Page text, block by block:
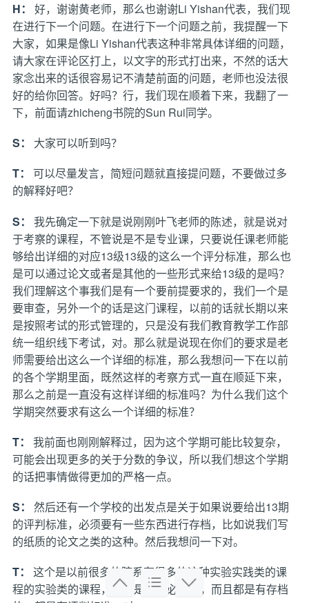
H：
好，谢谢黄老师，那么也谢谢Li Yishan代表，我们现
在进行下一个问题。在进行下一个问题之前，我提醒一下
大家，如果是像Li Yishan代表这种非常具体详细的问题，
请大家在评论区打上，以文字的形式打出来，不然的话大
家念出来的话很容易记不清楚前面的问题，老师也没法很
好的给你回答。好吗？行，我们现在顺着下来，我翻了一
下，前面请zhicheng书院的Sun Rui同学。
S：
大家可以听到吗？
T：
可以尽量发言，简短问题就直接提问题，不要做过多
的解释好吧？
S：
我先确定一下就是说刚刚叶飞老师的陈述，就是说对
于考察的课程，不管说是不是专业课，只要说任课老师能
够给出详细的对应13级13级的这么一个评分标准，那么也
是可以通过论文或者是其他的一些形式来给13级的是吗？
我们理解这个事我们是有一个要前提要求的，我们一个是
要审查，另外一个的话是这门课程，以前的话就长期以来
是按照考试的形式管理的，只是没有我们教育教学工作部
统一组织线下考试，对。那么就是说现在你们的要求是老
师需要给出这么一个详细的标准，那么我想问一下在以前
的各个学期里面，既然这样的考察方式一直在顺延下来，
那么之前是一直没有这样详细的标准吗？为什么我们这个
学期突然要求有这么一个详细的标准？
T：
我前面也刚刚解释过，因为这个学期可能比较复杂，
可能会出现更多的关于分数的争议，所以我们想这个学期
的话把事情做得更加的严格一点。
S：
然后还有一个学校的出发点是关于如果说要给出13期
的评判标准，必须要有一些东西进行存档，比如说我们写
的纸质的论文之类的这种。然后我想问一下对。
T：
这个是以前很多的院系有很多的这种实验实践类的课
程的实验类的课程，特别是专业必修课，而且都是有存档